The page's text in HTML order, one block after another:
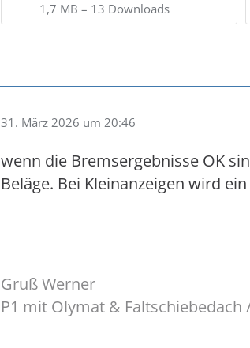
1,7 MB – 13 Downloads
31. März 2026 um 20:46
wenn die Bremsergebnisse OK
Beläge. Bei Kleinanzeigen wird
Gruß Werner
P1 mit Olymat & Faltschiebedach